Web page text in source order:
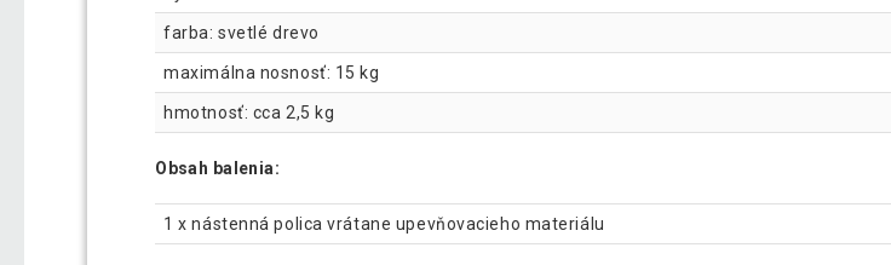
farba: svetlé drevo
maximálna nosnosť: 15 kg
hmotnosť: cca 2,5 kg
Obsah balenia:
1 x nástenná polica vrátane upevňovacieho materiálu